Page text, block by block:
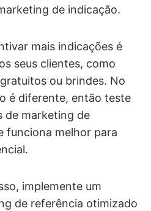
de indicação.
mais indicações é
seus clientes, como
ou brindes. No
é diferente, então teste
de marketing de
funciona melhor para
implemente um
de referência otimizado